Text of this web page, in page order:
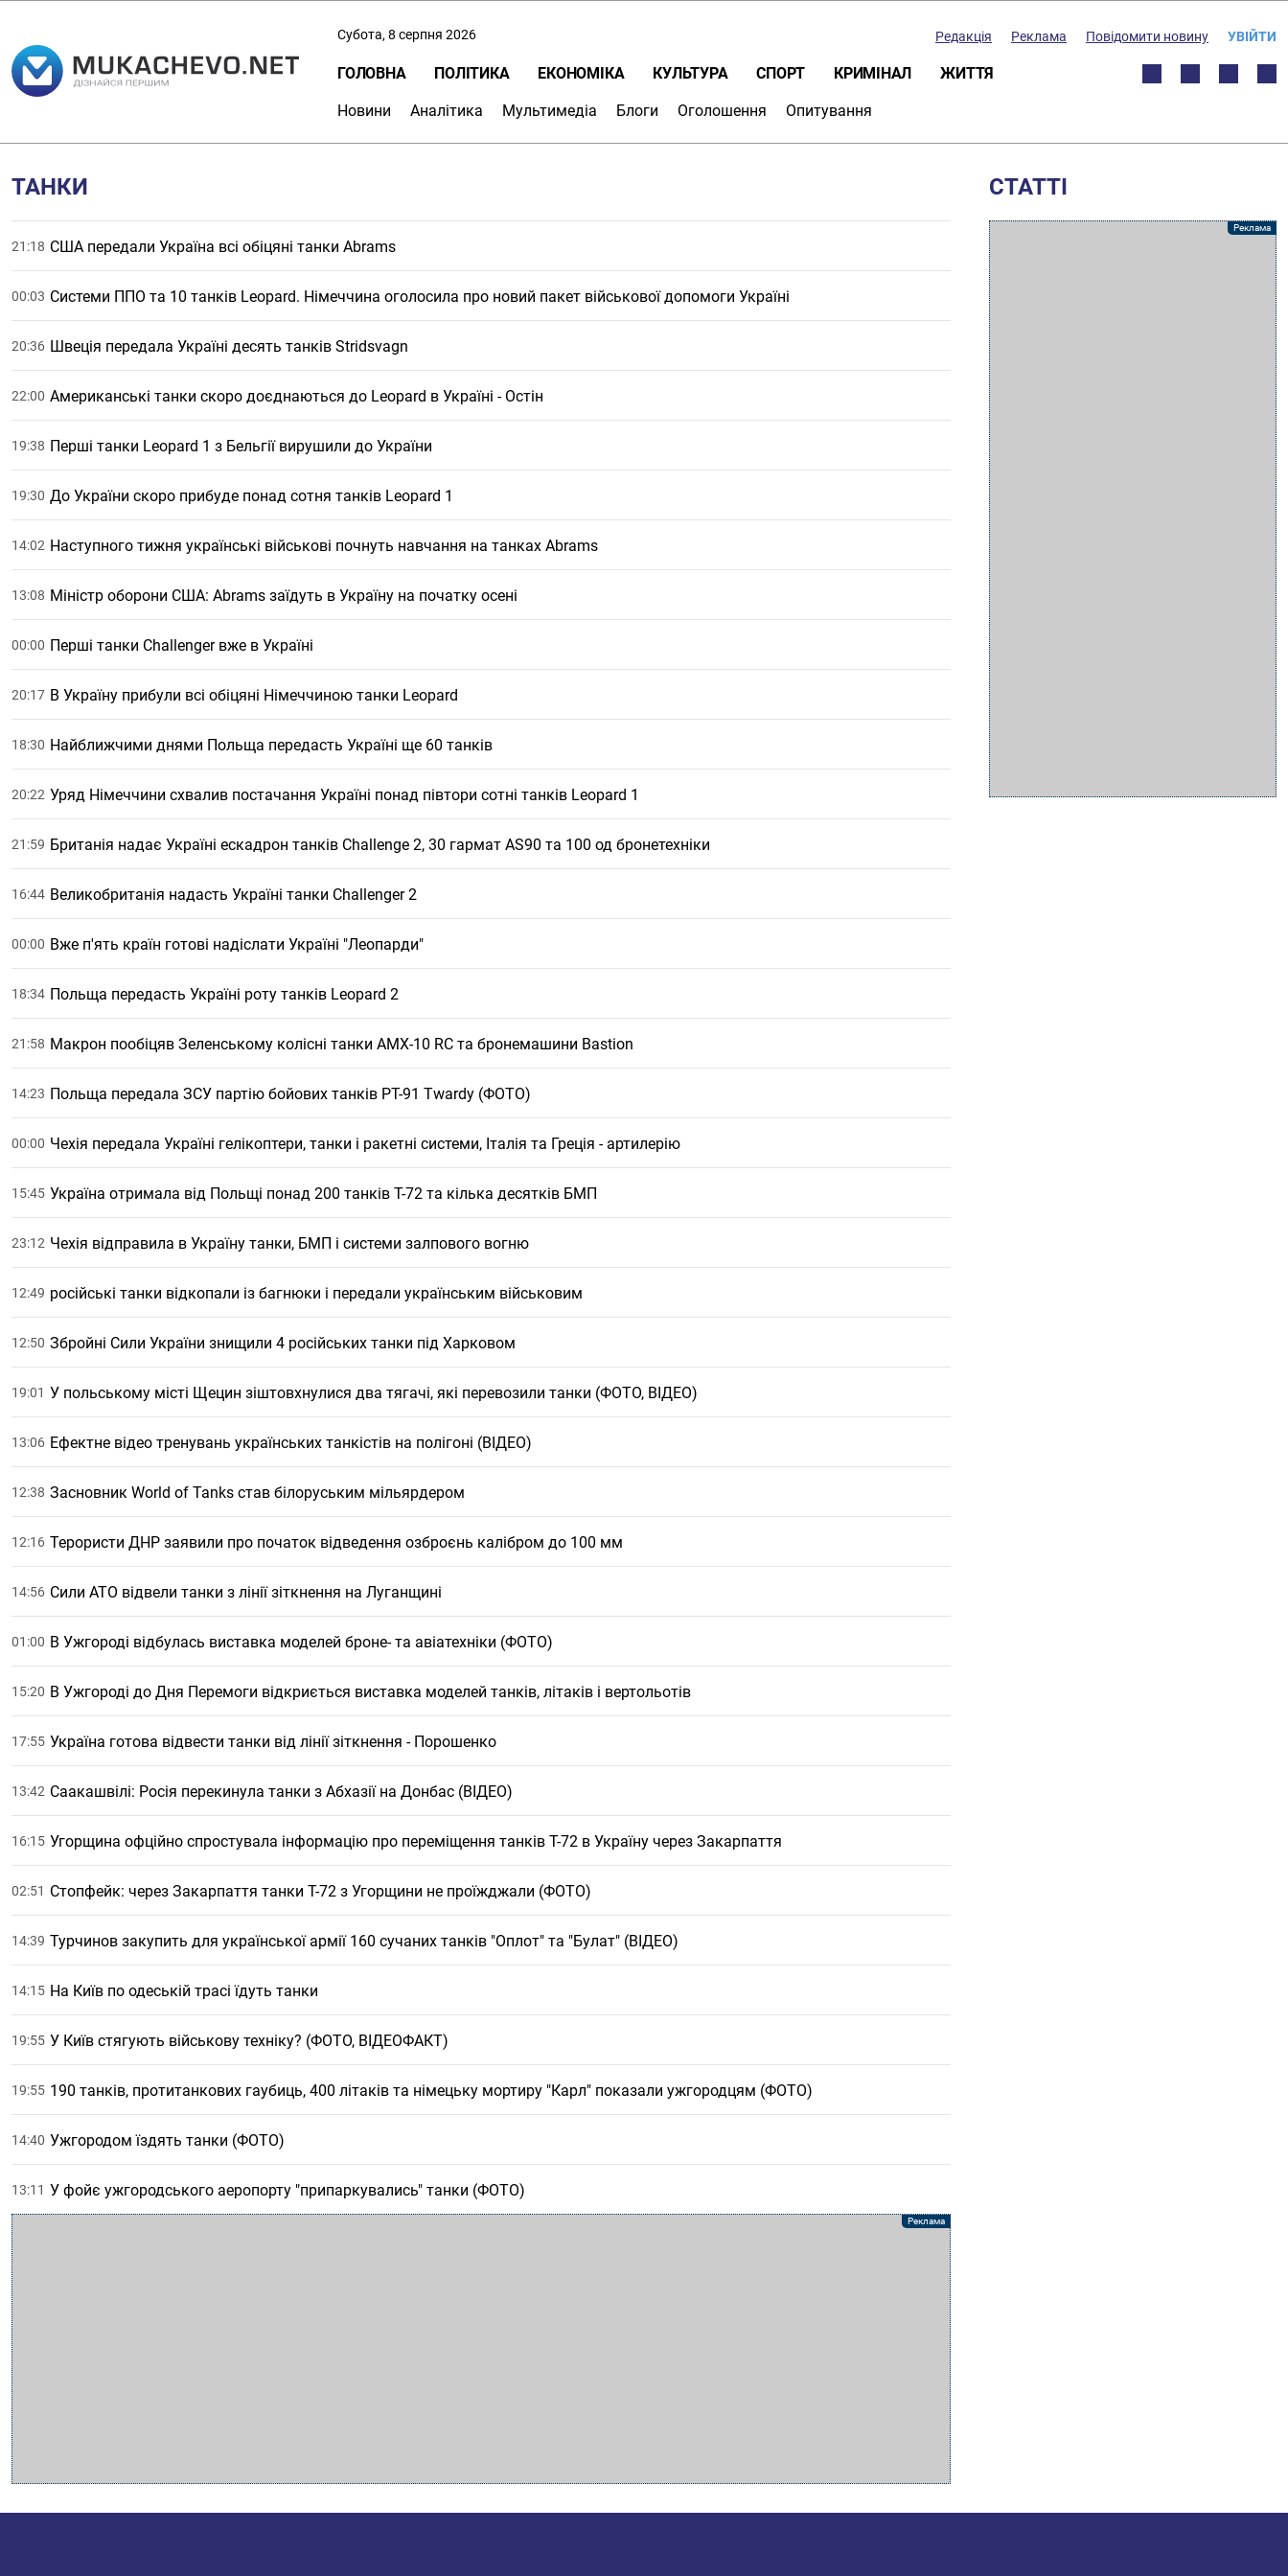
Субота, 8 серпня 2026 Редакція Реклама Повідомити новину УВІЙТИ
ГОЛОВНА ПОЛІТИКА ЕКОНОМІКА КУЛЬТУРА СПОРТ КРИМІНАЛ ЖИТТЯ
Новини Аналітика Мультимедіа Блоги Оголошення Опитування
ТАНКИ
21:18 США передали Україна всі обіцяні танки Abrams
00:03 Системи ППО та 10 танків Leopard. Німеччина оголосила про новий пакет військової допомоги Україні
20:36 Швеція передала Україні десять танків Stridsvagn
22:00 Американські танки скоро доєднаються до Leopard в Україні - Остін
19:38 Перші танки Leopard 1 з Бельгії вирушили до України
19:30 До України скоро прибуде понад сотня танків Leopard 1
14:02 Наступного тижня українські військові почнуть навчання на танках Abrams
13:08 Міністр оборони США: Abrams заїдуть в Україну на початку осені
00:00 Перші танки Challenger вже в Україні
20:17 В Україну прибули всі обіцяні Німеччиною танки Leopard
18:30 Найближчими днями Польща передасть Україні ще 60 танків
20:22 Уряд Німеччини схвалив постачання Україні понад півтори сотні танків Leopard 1
21:59 Британія надає Україні ескадрон танків Challenge 2, 30 гармат AS90 та 100 од бронетехніки
16:44 Великобританія надасть Україні танки Challenger 2
00:00 Вже п'ять країн готові надіслати Україні "Леопарди"
18:34 Польща передасть Україні роту танків Leopard 2
21:58 Макрон пообіцяв Зеленському колісні танки AMX-10 RC та бронемашини Bastion
14:23 Польща передала ЗСУ партію бойових танків PT-91 Twardy (ФОТО)
00:00 Чехія передала Україні гелікоптери, танки і ракетні системи, Італія та Греція - артилерію
15:45 Україна отримала від Польщі понад 200 танків Т-72 та кілька десятків БМП
23:12 Чехія відправила в Україну танки, БМП і системи залпового вогню
12:49 російські танки відкопали із багнюки і передали українським військовим
12:50 Збройні Сили України знищили 4 російських танки під Харковом
19:01 У польському місті Щецин зіштовхнулися два тягачі, які перевозили танки (ФОТО, ВІДЕО)
13:06 Ефектне відео тренувань українських танкістів на полігоні (ВІДЕО)
12:38 Засновник World of Tanks став білоруським мільярдером
12:16 Терористи ДНР заявили про початок відведення озброєнь калібром до 100 мм
14:56 Сили АТО відвели танки з лінії зіткнення на Луганщині
01:00 В Ужгороді відбулась виставка моделей броне- та авіатехніки (ФОТО)
15:20 В Ужгороді до Дня Перемоги відкриється виставка моделей танків, літаків і вертольотів
17:55 Україна готова відвести танки від лінії зіткнення - Порошенко
13:42 Саакашвілі: Росія перекинула танки з Абхазії на Донбас (ВІДЕО)
16:15 Угорщина офційно спростувала інформацію про переміщення танків Т-72 в Україну через Закарпаття
02:51 Стопфейк: через Закарпаття танки Т-72 з Угорщини не проїжджали (ФОТО)
14:39 Турчинов закупить для української армії 160 сучаних танків "Оплот" та "Булат" (ВІДЕО)
14:15 На Київ по одеській трасі їдуть танки
19:55 У Київ стягують військову техніку? (ФОТО, ВІДЕОФАКТ)
19:55 190 танків, протитанкових гаубиць, 400 літаків та німецьку мортиру "Карл" показали ужгородцям (ФОТО)
14:40 Ужгородом їздять танки (ФОТО)
13:11 У фойє ужгородського аеропорту "припаркувались" танки (ФОТО)
СТАТТІ